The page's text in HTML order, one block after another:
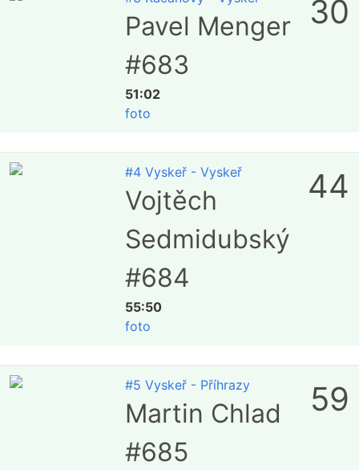
Pavel Menger
#683
51:02
foto
30
#4 Vyskeř - Vyskeř
Vojtěch
Sedmidubský
#684
55:50
foto
44
#5 Vyskeř - Příhrazy
Martin Chlad
#685
59